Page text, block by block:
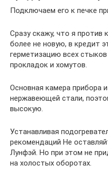
Подключаем его к печке
Сразу скажу, что я против
более не новую, в кредит
герметизацию всех
прокладок и хомутов.
Основная камера прибора
нержавеющей стали,
высокую.
Устанавливая
рекомендаций Не
Лунфэй. Но при этом не
на холостых оборотах.